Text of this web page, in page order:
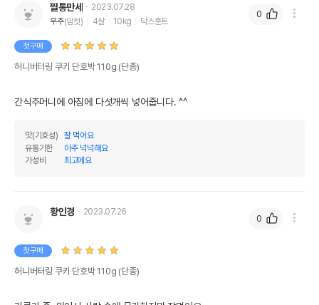
찔통만세
2023.07.28
우주(암컷) 4살 10kg 닥스훈트
첫구매
허니버터링 쿠키 단호박 110g (단종)
간식주머니에 아침에 다섯개씩 넣어줍니다. ^^
맛(기호성)
잘 먹어요
유통기한
아주 넉넉해요
가성비
최고에요
0
황인경 2023.07.26
첫구매
허니버터링 쿠키 단호박 110g (단종)
0